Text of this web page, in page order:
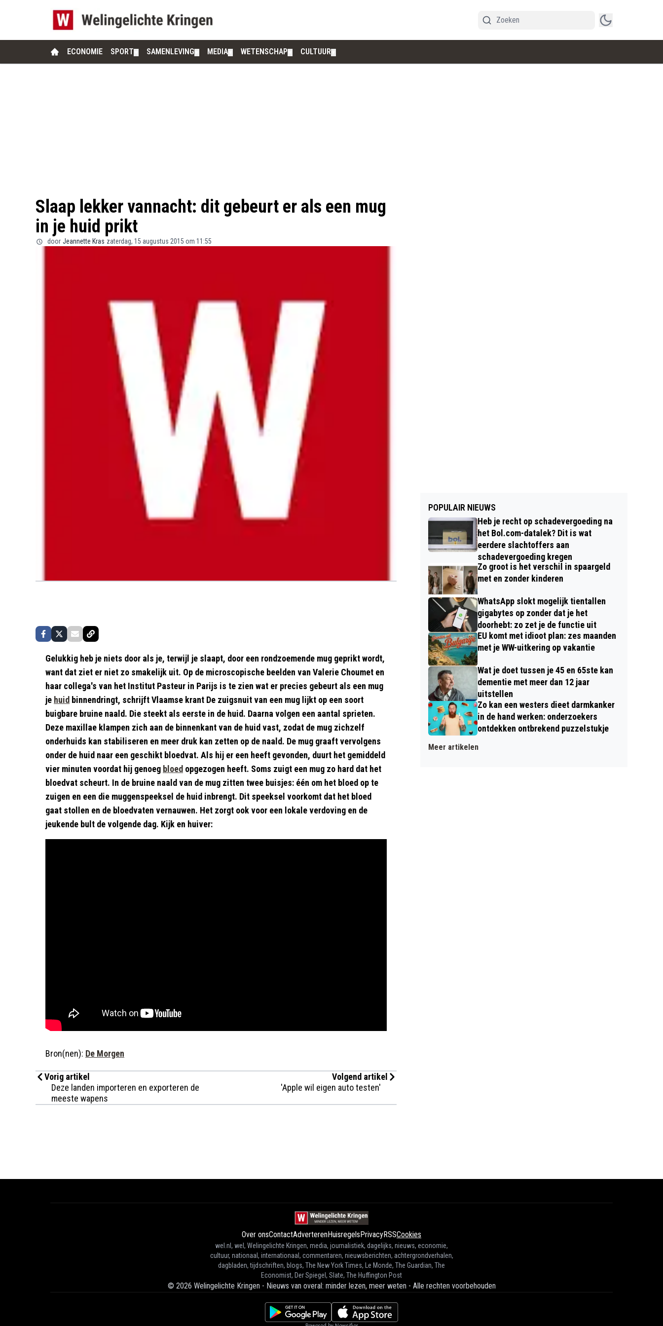
ECONOMIE SPORT SAMENLEVING MEDIA WETENSCHAP CULTUUR
Slaap lekker vannacht: dit gebeurt er als een mug
in je huid prikt
door Jeannette Kras zaterdag, 15 augustus 2015 om 11:55
Gelukkig heb je niets door als je, terwijl je slaapt, door een rondzoemende mug geprikt wordt,
want dat ziet er niet zo smakelijk uit. Op de microscopische beelden van Valerie Choumet en
haar collega's van het Institut Pasteur in Parijs is te zien wat er precies gebeurt als een mug
je huid binnendringt, schrijft Vlaamse krant De zuigsnuit van een mug lijkt op een soort
buigbare bruine naald. Die steekt als eerste in de huid. Daarna volgen een aantal sprieten.
Deze maxillae klampen zich aan de binnenkant van de huid vast, zodat de mug zichzelf
onderhuids kan stabiliseren en meer druk kan zetten op de naald. De mug graaft vervolgens
onder de huid naar een geschikt bloedvat. Als hij er een heeft gevonden, duurt het gemiddeld
vier minuten voordat hij genoeg bloed opgezogen heeft. Soms zuigt een mug zo hard dat het
bloedvat scheurt. In de bruine naald van de mug zitten twee buisjes: één om het bloed op te
zuigen en een die muggenspeeksel de huid inbrengt. Dit speeksel voorkomt dat het bloed
gaat stollen en de bloedvaten vernauwen. Het zorgt ook voor een lokale verdoving en de
jeukende bult de volgende dag. Kijk en huiver:
Bron(nen): De Morgen
Vorig artikel
Deze landen importeren en exporteren de
meeste wapens
Volgend artikel
'Apple wil eigen auto testen'
POPULAIR NIEUWS
Heb je recht op schadevergoeding na
het Bol.com-datalek? Dit is wat
eerdere slachtoffers aan
schadevergoeding kregen
Zo groot is het verschil in spaargeld
met en zonder kinderen
WhatsApp slokt mogelijk tientallen
gigabytes op zonder dat je het
doorhebt: zo zet je de functie uit
EU komt met idioot plan: zes maanden
met je WW-uitkering op vakantie
Wat je doet tussen je 45 en 65ste kan
dementie met meer dan 12 jaar
uitstellen
Zo kan een westers dieet darmkanker
in de hand werken: onderzoekers
ontdekken ontbrekend puzzelstukje
Meer artikelen
Over onsContactAdverterenHuisregelsPrivacyRSSCookies
wel.nl, wel, Welingelichte Kringen, media, journalistiek, dagelijks, nieuws, economie,
cultuur, nationaal, internationaal, commentaren, nieuwsberichten, achtergrondverhalen,
dagbladen, tijdschriften, blogs, The New York Times, Le Monde, The Guardian, The
Economist, Der Spiegel, Slate, The Huffington Post
© 2026 Welingelichte Kringen - Nieuws van overal: minder lezen, meer weten - Alle rechten voorbehouden